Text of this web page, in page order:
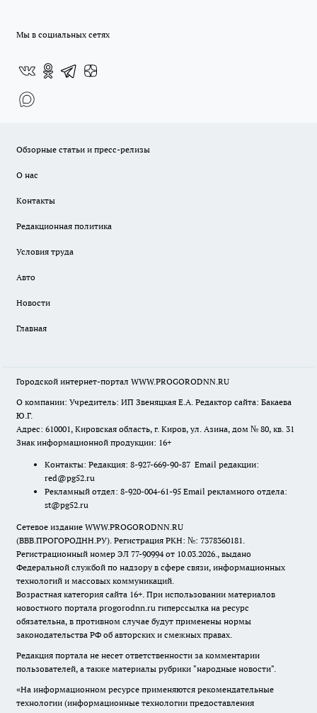
Мы в социальных сетях
Обзорные статьи и пресс-релизы
О нас
Контакты
Редакционная политика
Условия труда
Авто
Новости
Главная
Городской интернет-портал WWW.PROGORODNN.RU
О компании: Учредитель: ИП Звеняцкая Е.А. Редактор сайта: Бакаева
Ю.Г.
Адрес: 610001, Кировская область, г. Киров, ул. Азина, дом № 80, кв. 31
Знак информационной продукции: 16+
Контакты: Редакция: 8-927-669-90-87 Email редакции:
red@pg52.ru
Рекламный отдел: 8-920-004-61-95 Email рекламного отдела:
st@pg52.ru
Сетевое издание WWW.PROGORODNN.RU
(ВВВ.ПРОГОРОДНН.РУ). Регистрация РКН: №: 7378360181.
Регистрационный номер ЭЛ 77-90994 от 10.03.2026., выдано
Федеральной службой по надзору в сфере связи, информационных
технологий и массовых коммуникаций.
Возрастная категория сайта 16+. При использовании материалов
новостного портала progorodnn.ru гиперссылка на ресурс
обязательна, в противном случае будут применены нормы
законодательства РФ об авторских и смежных правах.
Редакция портала не несет ответственности за комментарии
пользователей, а также материалы рубрики "народные новости".
«На информационном ресурсе применяются рекомендательные
технологии (информационные технологии предоставления